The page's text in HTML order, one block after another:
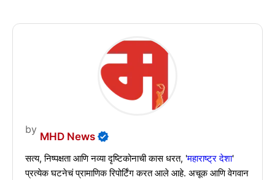
by
MHD News
सत्य, निष्पक्षता आणि नव्या दृष्टिकोनाची कास धरत, 'महाराष्ट्र देशा'
प्रत्येक घटनेचं प्रामाणिक रिपोर्टिंग करत आले आहे. अचूक आणि वेगवान